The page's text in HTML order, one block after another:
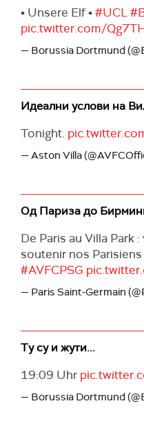
▪︎ Unsere Elf ▪︎ #UCL
pic.twitter.com/
— Borussia Dortmund
Идеални услови на
Tonight.
— Aston Villa
Од Париза до
De Paris au Villa Park
soutenir nos
#AVFCPSG
— Paris Saint-Germain
Ту су и жути...
19:09 Uhr
— Borussia Dortmund